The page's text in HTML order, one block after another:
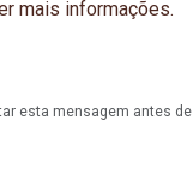
esta mensagem antes de